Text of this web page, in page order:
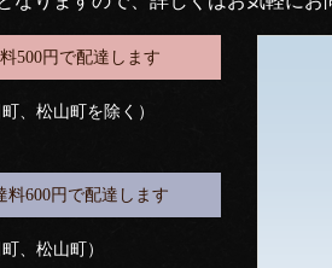
500円で配達します
、松山町を除く）
料600円で配達します
、松山町）